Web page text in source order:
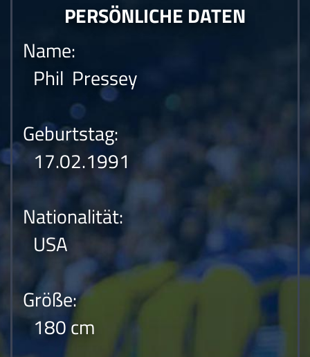
PERSÖNLICHE DATEN
Name:
Phil Pressey
Geburtstag:
17.02.1991
Nationalität:
USA
Größe:
180 cm